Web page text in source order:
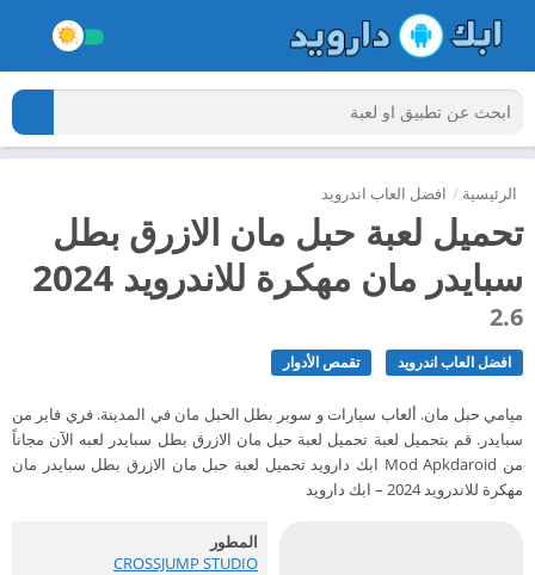
الرئيسية / افضل العاب اندرويد
تحميل لعبة حبل مان الازرق بطل
سبايدر مان مهكرة للاندرويد 2024
2.6
افضل العاب اندرويد تقمص الأدوار
ميامي حبل مان. ألعاب سيارات و سوبر بطل الحبل مان في المدينة. فري فاير من
سبايدر. قم بتحميل لعبة تحميل لعبة حبل مان الازرق بطل سبايدر لعبه الآن مجاناً
من Mod Apkdaroid ابك دارويد تحميل لعبة حبل مان الازرق بطل سبايدر مان
مهكرة للاندرويد 2024 – ابك دارويد
المطور
CROSSJUMP STUDIO‏